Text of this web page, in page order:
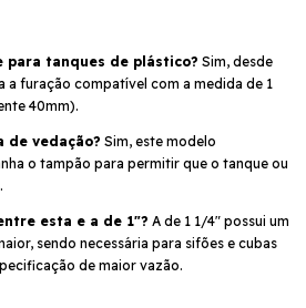
para tanques de plástico? Sim, desde
a furação compatível com a medida de 1
40mm).
de vedação? Sim, este modelo
o tampão para permitir que o tanque ou
esta e a de 1"? A de 1 1/4" possui um
sendo necessária para sifões e cubas
de maior vazão.